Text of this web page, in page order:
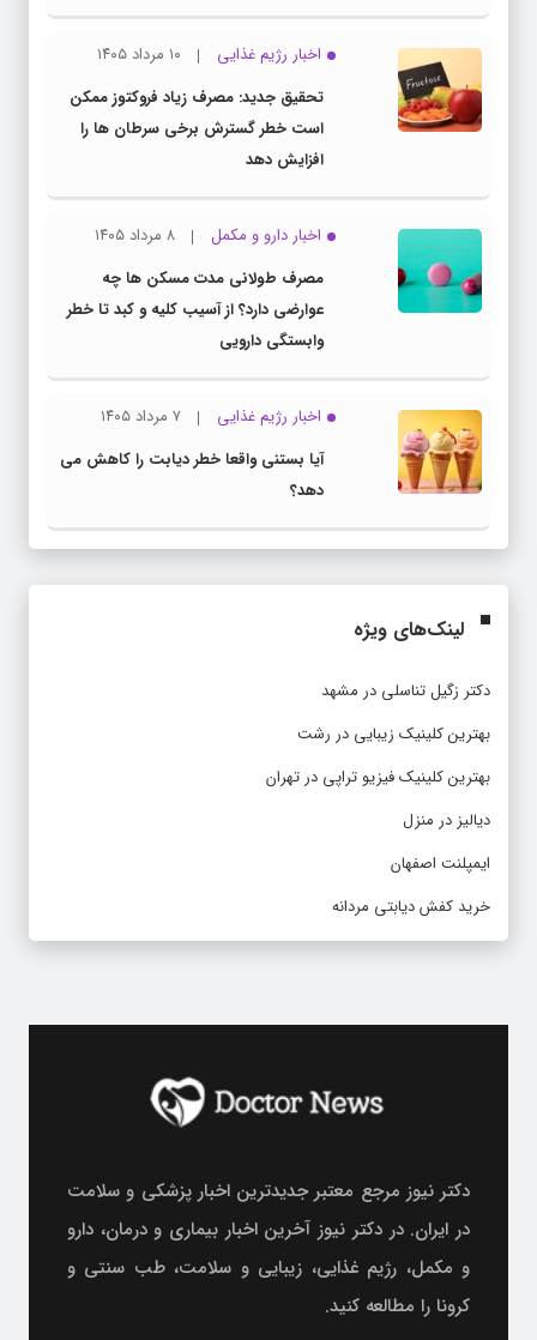
اخبار رژیم غذایی
۱۰ مرداد ۱۴۰۵
تحقیق جدید: مصرف زیاد فروکتوز ممکن
است خطر گسترش برخی سرطان ها را
افزایش دهد
اخبار دارو و مکمل
۸ مرداد ۱۴۰۵
مصرف طولانی مدت مسکن ها چه
عوارضی دارد؟ از آسیب کلیه و کبد تا خطر
وابستگی دارویی
اخبار رژیم غذایی
۷ مرداد ۱۴۰۵
آیا بستنی واقعا خطر دیابت را کاهش می
دهد؟
لینک‌های ویژه
دکتر زگیل تناسلی در مشهد
بهترین کلینیک زیبایی در رشت
بهترین کلینیک فیزیو تراپی در تهران
دیالیز در منزل
ایمپلنت اصفهان
خرید کفش دیابتی مردانه
دکتر نیوز مرجع معتبر جدیدترین اخبار پزشکی و سلامت
در ایران. در دکتر نیوز آخرین اخبار بیماری و درمان، دارو
و مکمل، رژیم غذایی، زیبایی و سلامت، طب سنتی و
کرونا را مطالعه کنید.